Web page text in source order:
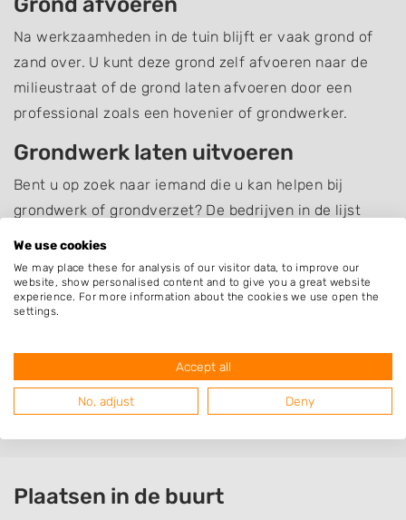
Na werkzaamheden in de tuin blijft er vaak grond of
zand over. U kunt deze grond zelf afvoeren naar de
milieustraat of de grond laten afvoeren door een
professional zoals een hovenier of grondwerker.
Grondwerk laten uitvoeren
Bent u op zoek naar iemand die u kan helpen bij
grondwerk of grondverzet? De bedrijven in de lijst
hieronder uit Rijkevoort-De Walsert en omgeving
kunnen u hiermee helpen. Zoek een bedrijf uit en
neem contact op om te informeren naar de
mogelijkheden.
Bent u op zoek naar iets anders dangrondwerk? Neem
dan eens een kijkje op het overzicht van hoveniers en
andere bedrijven in
Rijkevoort-De Walsert.
Plaatsen in de buurt
We use cookies
We may place these for analysis of our visitor data, to improve our
website, show personalised content and to give you a great website
experience. For more information about the cookies we use open the
settings.
Accept all
No, adjust Deny